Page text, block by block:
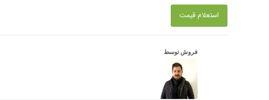
استعلام قیمت
فروش توسط